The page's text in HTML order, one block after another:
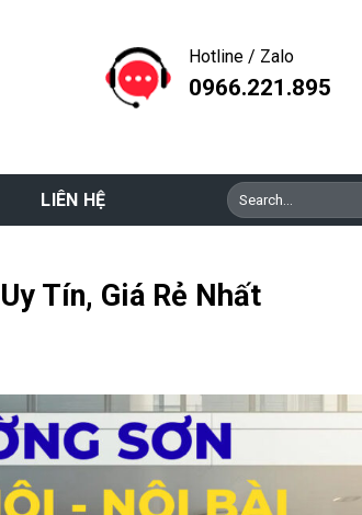
Hotline / Zalo
0966.221.895
LIÊN HỆ
Search
for:
Tín, Giá Rẻ Nhất